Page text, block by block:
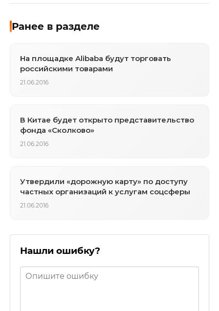
Ранее в разделе
На площадке Alibaba будут торговать
российскими товарами
21.06.2016
В Китае будет открыто представительство
фонда «Сколково»
21.06.2016
Утвердили «дорожную карту» по доступу
частных организаций к услугам соцсферы
21.06.2016
Нашли ошибку?